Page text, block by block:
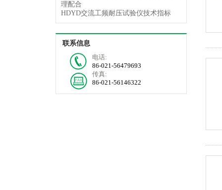
理配合
HDYD交流工频耐压试验仪技术指标
联系信息
电话:
86-021-56479693
传真:
86-021-56146322